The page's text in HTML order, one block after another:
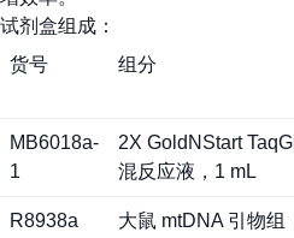
试剂盒组成：
货号
组分
MB6018a-
1
2X GoldNStart
混反应液，1 mL
R8938a 大鼠 mtDNA 引物组